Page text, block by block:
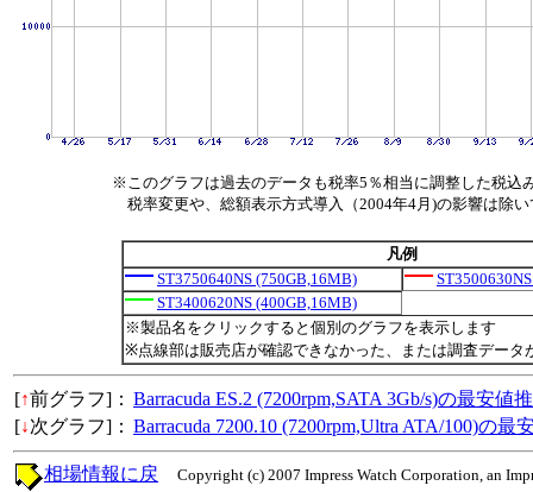
※このグラフは過去のデータも税率5％相当に調整した税込
税率変更や、総額表示方式導入（2004年4月)の影響は除い
凡例
ST3750640NS (750GB,16MB)
ST3400620NS (400GB,16MB)
※製品名をクリックすると個別のグラフを表示します
※点線部は販売店が確認できなかった、または調査データ
[↑前グラフ]： Barracuda ES.2 (7200rpm,SATA 3Gb/s)の最安値
[↓次グラフ]： Barracuda 7200.10 (7200rpm,Ultra ATA/100)の最
Copyright (c) 2007 Impress Watch Corporation, an
相場情報に戻